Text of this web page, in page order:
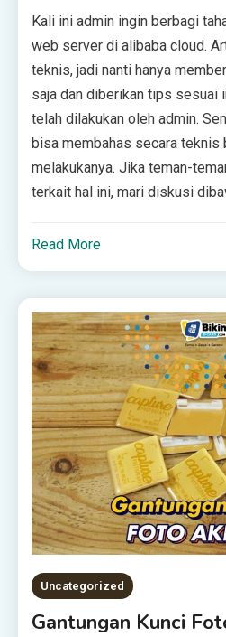
Kali ini admin ingin berbagi
web server di alibaba cloud.
teknis, jadi nanti hanya
saja dan diberikan tips sesuai
telah dilakukan oleh admin.
bisa membahas secara teknis
melakukanya. Jika teman-
terkait hal ini, mari diskusi
Read More
Uncategorized
Gantungan Kunci